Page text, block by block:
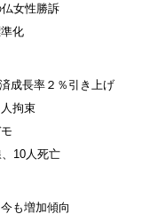
女性勝訴
化
成長率２％引き上げ
拘束
10人死亡
も増加傾向